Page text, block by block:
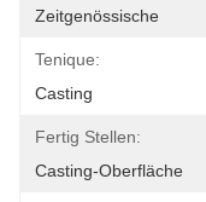
Zeitgenössische
Tenique:
Casting
Fertig Stellen:
Casting-Oberfläche